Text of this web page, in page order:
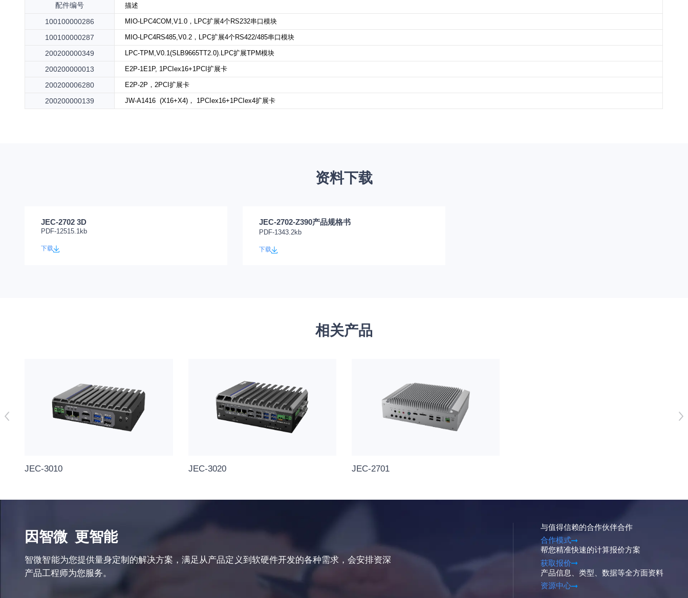
配件编号
描述
100100000286 MIO-LPC4COM,V1.0，LPC扩展4个RS232串口模块
100100000287 MIO-LPC4RS485,V0.2，LPC扩展4个RS422/485串口模块
200200000349 LPC-TPM,V0.1(SLB9665TT2.0).LPC扩展TPM模块
200200000013 E2P-1E1P, 1PCIex16+1PCI扩展卡
200200006280 E2P-2P ，2PCI扩展卡
200200000139 JW-A1416 (X16+X4) ， 1PCIex16+1PCIex4扩展卡
资料下载
JEC-2702 3D
PDF-12515.1kb
下载
JEC-2702-Z390产品规格书
PDF-1343.2kb
下载
相关产品
JEC-3010 JEC-3020 JEC-2701
因智微 更智能
智微智能为您提供量身定制的解决方案，满足从产品定义到软硬件开发的各种需求，会安排资深
产品工程师为您服务。
与值得信赖的合作伙伴合作
合作模式
帮您精准快速的计算报价方案
获取报价
产品信息、类型、数据等全方面资料
资源中心